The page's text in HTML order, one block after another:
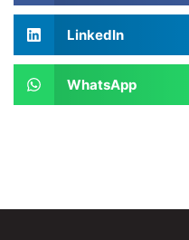
LinkedIn
WhatsApp